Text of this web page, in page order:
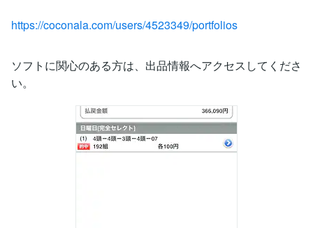
https://coconala.com/users/4523349/portfolios
ソフトに関心のある方は、出品情報へアクセスしてくださ
い。